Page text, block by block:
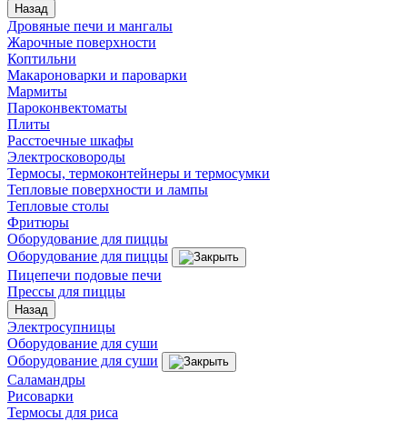
Назад
Дровяные печи и мангалы
Жарочные поверхности
Коптильни
Макароноварки и пароварки
Мармиты
Пароконвектоматы
Плиты
Расстоечные шкафы
Электросковороды
Термосы, термоконтейнеры и термосумки
Тепловые поверхности и лампы
Тепловые столы
Фритюры
Оборудование для пиццы
Оборудование для пиццы
Пицепечи подовые печи
Прессы для пиццы
Назад
Электросупницы
Оборудование для суши
Оборудование для суши
Саламандры
Рисоварки
Термосы для риса